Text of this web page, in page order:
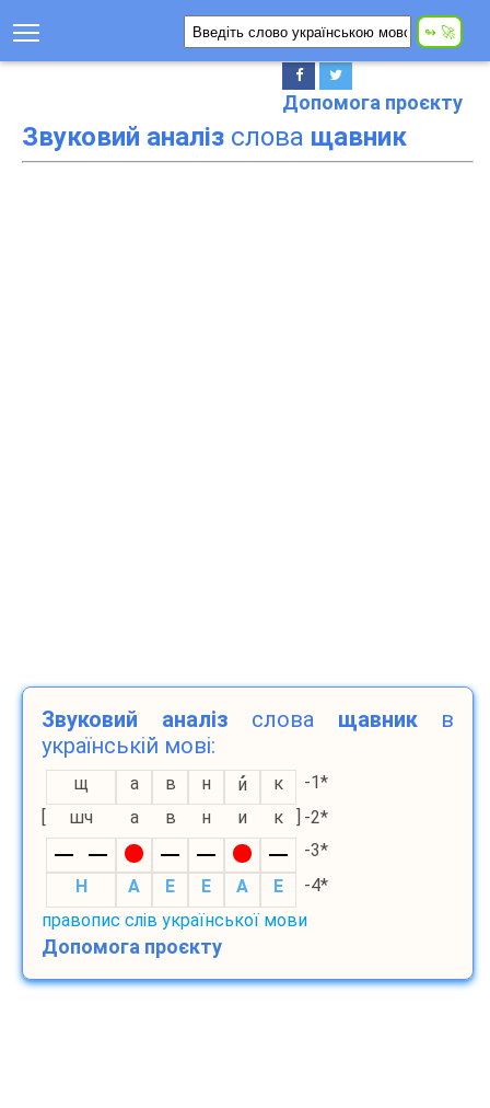
Допомога проєкту
Звуковий аналіз слова щавник
Звуковий аналіз слова щавникв
українській мові:
щ а в н и к
-1*
[
шч а в н и к ] -2*
-3*
H
A E E A E
-4*
правопис слів української мови
Допомога проєкту